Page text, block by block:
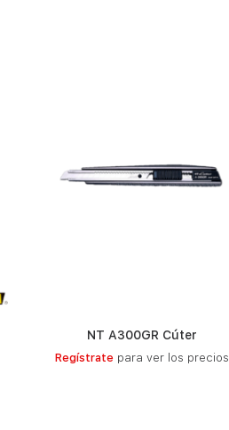
NT A300GR Cúter
Regístrate para ver los precios